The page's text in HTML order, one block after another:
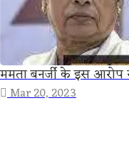
ममता बनर्जी के इस आरोप
Mar 20, 2023